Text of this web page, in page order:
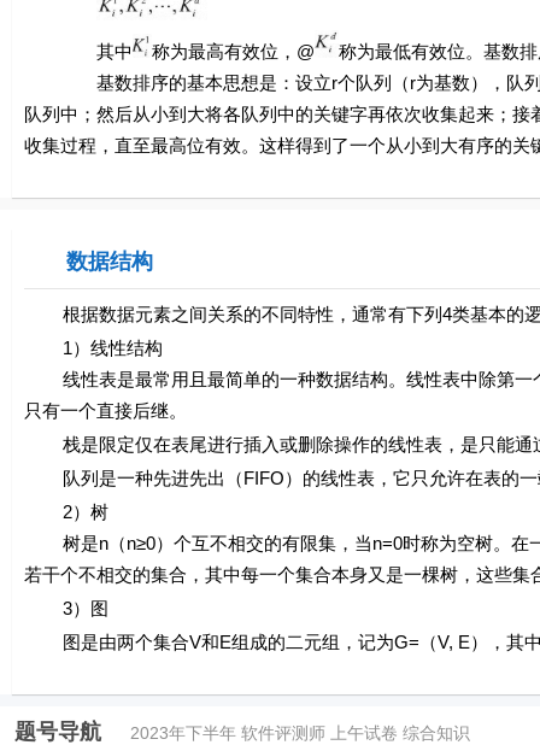
其中 称为最高有效位，@
称为最低有效位。基数
基数排序的基本思想是：设立r个队列（r为基数），队
队列中；然后从小到大将各队列中的关键字再依次收集起来；
收集过程，直至最高位有效。这样得到了一个从小到大有序的关
数据结构
根据数据元素之间关系的不同特性，通常有下列4类基本的
1）线性结构
线性表是最常用且最简单的一种数据结构。线性表中除第一
只有一个直接后继。
栈是限定仅在表尾进行插入或删除操作的线性表，是只能通
队列是一种先进先出（FIFO）的线性表，它只允许在表的一
2）树
树是n（n≥0）个互不相交的有限集，当n=0时称为空树。在
若干个不相交的集合，其中每一个集合本身又是一棵树，这些集
3）图
图是由两个集合V和E组成的二元组，记为G=（V, E），其
题号导航 2023年下半年 软件评测师 上午试卷 综合知识